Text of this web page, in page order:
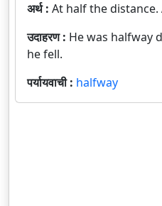
अर्थ : At half the
उदाहरण : He was halfway
he fell.
पर्यायवाची : halfway